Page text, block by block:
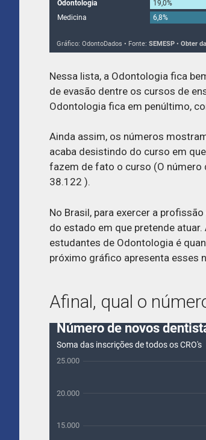
Nessa lista, a Odontologia fica
de evasão dentre os cursos de
Odontologia fica em penúltimo,
Ainda assim, os números
acaba desistindo do curso em
fazem de fato o curso (O
38.122 ).
No Brasil, para exercer a
do estado em que pretende
estudantes de Odontologia é
próximo gráfico apresenta esses
Afinal, qual o